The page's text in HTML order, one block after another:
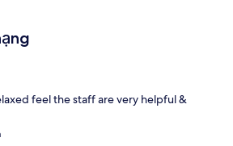
feel the staff are very helpful &